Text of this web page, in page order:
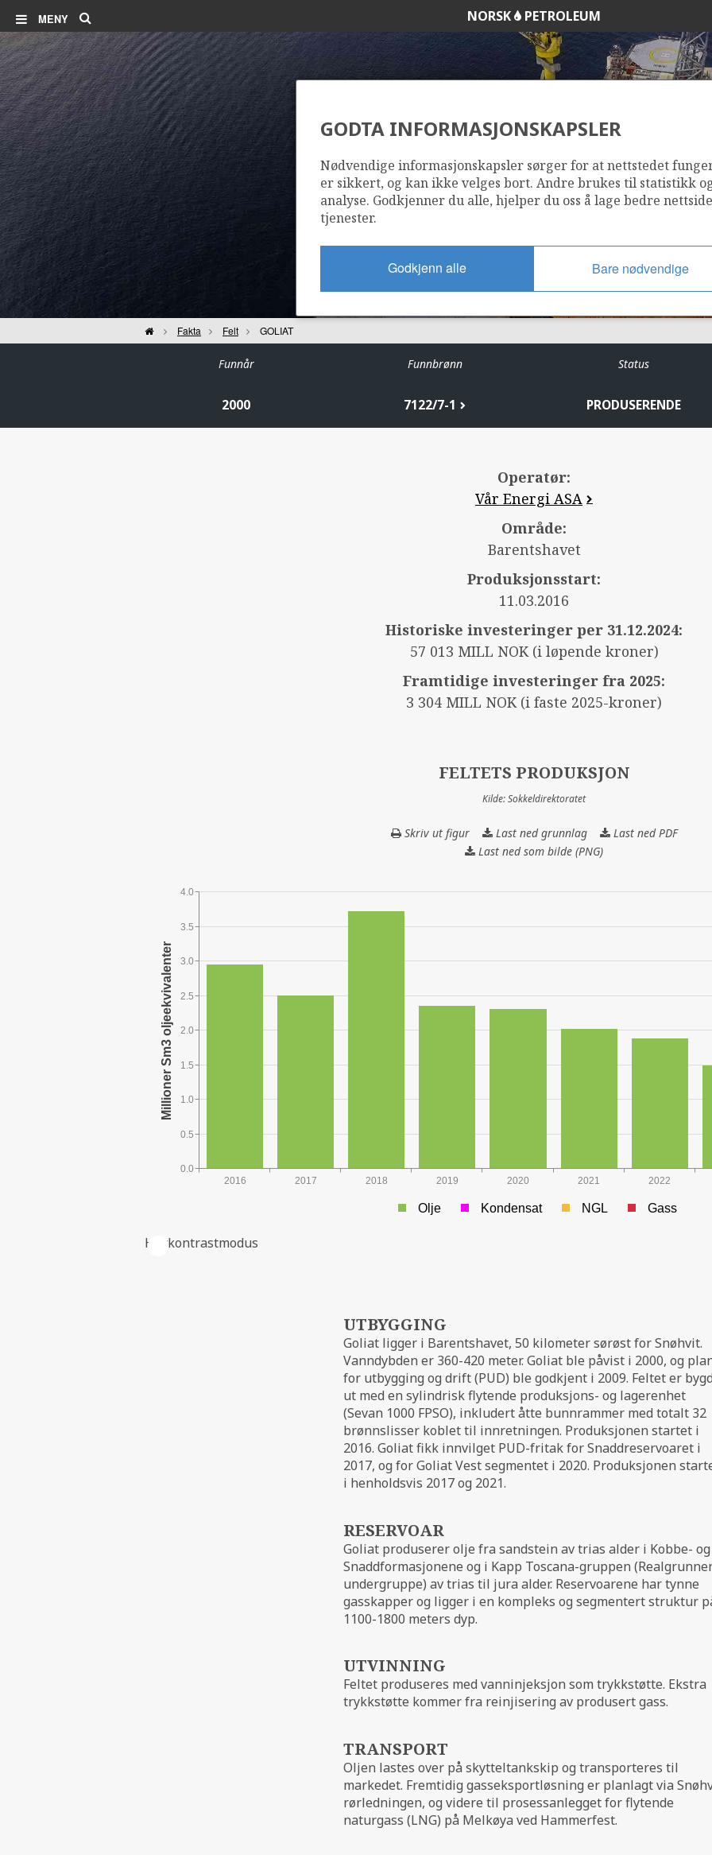
MENY NORSK PETROLEUM
GOLIAT
Hjem Fakta Felt GOLIAT
Funnår
2000
Funnbrønn
7122/7-1
Status
PRODUSERENDE
Operatør:
Vår Energi ASA
Område:
Barentshavet
Produksjonsstart:
11.03.2016
Historiske investeringer per 31.12.2024:
57 013 MILL NOK (i løpende kroner)
Framtidige investeringer fra 2025:
3 304 MILL NOK (i faste 2025-kroner)
FELTETS PRODUKSJON
Kilde: Sokkeldirektoratet
Skriv ut figur Last ned grunnlagFELTETS
PRODUKSJON
Last ned PDF
Last ned som bilde (PNG)
2016 2017 2018 2019 2020 2021 2022
0.0
4.0
0.5
1.0
1.5
2.0
2.5
3.0
3.5
Olje Kondensat NGL Gass
Høykontrastmodus
UTBYGGING
Goliat ligger i Barentshavet, 50 kilometer sørøst for Snøhvit.
Vanndybden er 360-420 meter. Goliat ble påvist i 2000, og
for utbygging og drift (PUD) ble godkjent i 2009. Feltet er
ut med en sylindrisk flytende produksjons- og lagerenhet
(Sevan 1000 FPSO), inkludert åtte bunnrammer med totalt 32
brønnslisser koblet til innretningen. Produksjonen startet i
2016. Goliat fikk innvilget PUD-fritak for Snaddreservoaret i
2017, og for Goliat Vest segmentet i 2020. Produksjonen
i henholdsvis 2017 og 2021.
RESERVOAR
Goliat produserer olje fra sandstein av trias alder i Kobbe- og
Snaddformasjonene og i Kapp Toscana-gruppen
undergruppe) av trias til jura alder. Reservoarene har tynne
gasskapper og ligger i en kompleks og segmentert struktur
1100-1800 meters dyp.
UTVINNING
Feltet produseres med vanninjeksjon som trykkstøtte. Ekstra
trykkstøtte kommer fra reinjisering av produsert gass.
TRANSPORT
Oljen lastes over på skytteltankskip og transporteres til
markedet. Fremtidig gasseksportløsning er planlagt via
rørledningen, og videre til prosessanlegget for flytende
naturgass (LNG) på Melkøya ved Hammerfest.
GODTA INFORMASJONSKAPSLER
Nødvendige informasjonskapsler sørger for at nettstedet
er sikkert, og kan ikke velges bort. Andre brukes til statistikk
analyse. Godkjenner du alle, hjelper du oss å lage bedre
tjenester.
Godkjenn alle Bare nødvendige